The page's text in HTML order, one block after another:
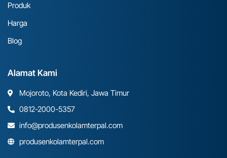
Produk
Harga
Blog
Alamat Kami
Mojoroto, Kota Kediri, Jawa Timur
0812-2000-5357
info@produsenkolamterpal.com
produsenkolamterpal.com